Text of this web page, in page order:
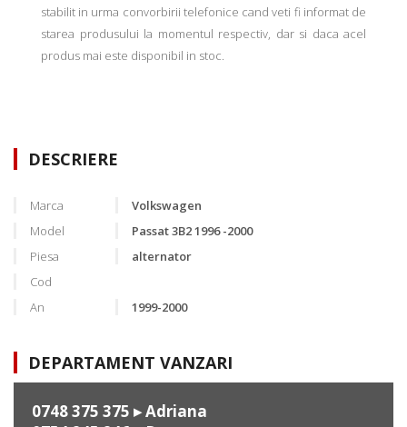
stabilit in urma convorbirii telefonice cand veti fi informat de
starea produsului la momentul respectiv, dar si daca acel
produs mai este disponibil in stoc.
DESCRIERE
Marca
Volkswagen
Model
Passat 3B2 1996 -2000
Piesa
alternator
Cod
An
1999-2000
DEPARTAMENT VANZARI
0748 375 375 ▸ Adriana